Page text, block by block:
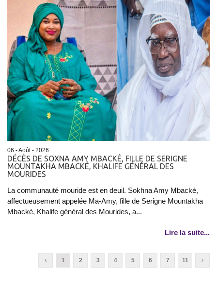
06 - Août - 2026
DÉCÈS DE SOXNA AMY MBACKÉ, FILLE DE SERIGNE
MOUNTAKHA MBACKÉ, KHALIFE GÉNÉRAL DES
MOURIDES
La communauté mouride est en deuil. Sokhna Amy Mbacké,
affectueusement appelée Ma-Amy, fille de Serigne Mountakha
Mbacké, Khalife général des Mourides, a...
Lire la suite...
1 2 3 4 5 6 7 11